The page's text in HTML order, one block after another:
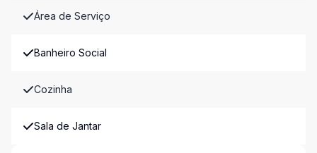
Área de Serviço
Banheiro Social
Cozinha
Sala de Jantar